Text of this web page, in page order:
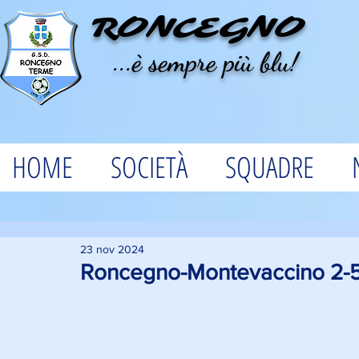
RONCEGNO
...è sempre più blu!
HOME SOCIETÀ SQUADRE
Roncegno-Montevaccino 2-
23 nov 2024